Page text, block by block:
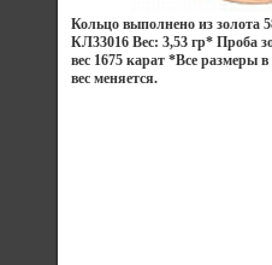
Кольцо выполнено из золота
КЛ33016 Вес: 3,53 гр* Проба
вес 1675 карат *Все размеры
вес меняется.